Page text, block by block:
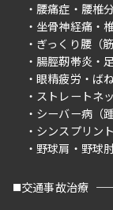
腰痛症
腰椎
坐骨神経痛
ぎっくり腰（
腸脛靭帯炎
眼精疲労
ば
ストレートネ
シーバー病（
シンスプリン
野球肩
野球
交通事故治療